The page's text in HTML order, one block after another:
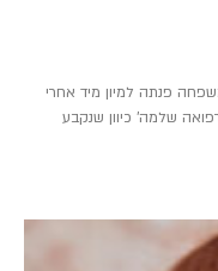
המשפחה פנתה למיון מיד אחרי
שלמה' כיוון שנקבע